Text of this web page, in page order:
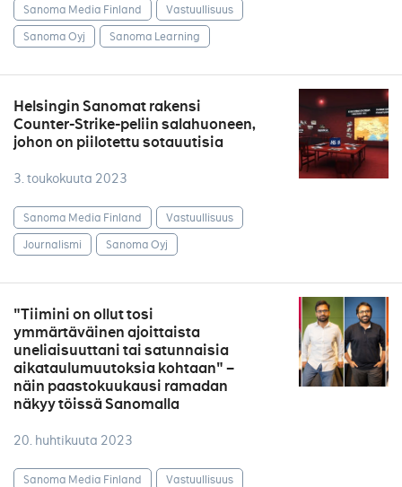
Sanoma Media Finland
Vastuullisuus
Sanoma Oyj
Sanoma Learning
Helsingin Sanomat rakensi
Counter-Strike-peliin salahuoneen,
johon on piilotettu sotauutisia
3. toukokuuta 2023
Sanoma Media Finland
Vastuullisuus
Journalismi
Sanoma Oyj
"Tiimini on ollut tosi
ymmärtäväinen ajoittaista
uneliaisuuttani tai satunnaisia
aikataulumuutoksia kohtaan" –
näin paastokuukausi ramadan
näkyy töissä Sanomalla
20. huhtikuuta 2023
Sanoma Media Finland
Vastuullisuus